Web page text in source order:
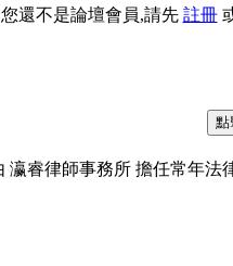
您還不是論壇會員,請先 註冊
瀛睿律師事務所 擔任常年法